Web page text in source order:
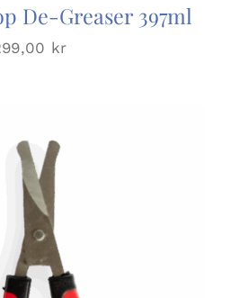
De-Greaser 397ml
kr